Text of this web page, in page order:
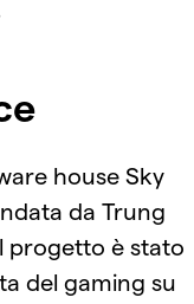
house Sky
da Trung
progetto è stato
del gaming su